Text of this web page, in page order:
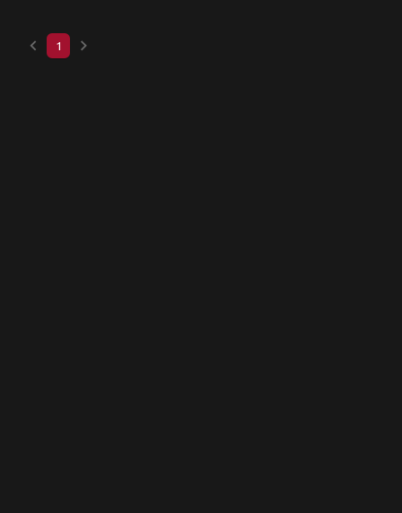
keyboard_arrow_left 1 keyboard_arrow_right